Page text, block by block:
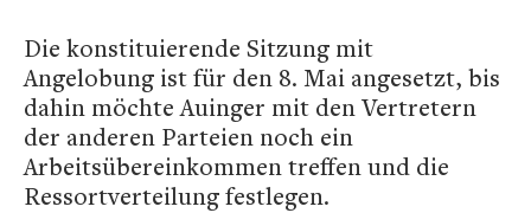
Die konstituierende Sitzung mit
Angelobung ist für den 8. Mai angesetzt, bis
dahin möchte Auinger mit den Vertretern
der anderen Parteien noch ein
Arbeitsübereinkommen treffen und die
Ressortverteilung festlegen.